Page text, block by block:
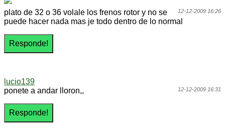
12-12-2009 16:26
plato de 32 o 36 volale los frenos rotor y no se
puede hacer nada mas je todo dentro de lo normal
lucio139
12-12-2009 16:31
ponete a andar lloron,,